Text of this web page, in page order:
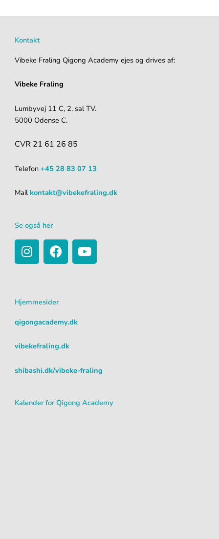
Kontakt
Vibeke Fraling Qigong Academy ejes og drives af:
Vibeke Fraling
Lumbyvej 11 C, 2. sal TV.
5000 Odense C.
CVR 21 61 26 85
Telefon +45 28 83 07 13
Mailkontakt@vibekefraling.dk
Se også her
I
n
s
g
r
a
m
F
a
c
o
o
k
Y
o
u
Hjemmesider
qigongacademy.dk
vibekefraling.dk
shibashi.dk/vibeke-fraling
Kalender for Qigong Academy